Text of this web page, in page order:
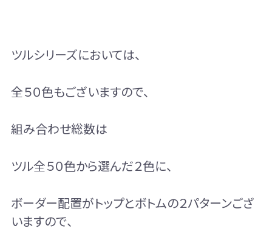
ツルシリーズにおいては、
全５０色もございますので、
組み合わせ総数は
ツル全５０色から選んだ２色に、
ボーダー配置がトップとボトムの２パターンござ
いますので、